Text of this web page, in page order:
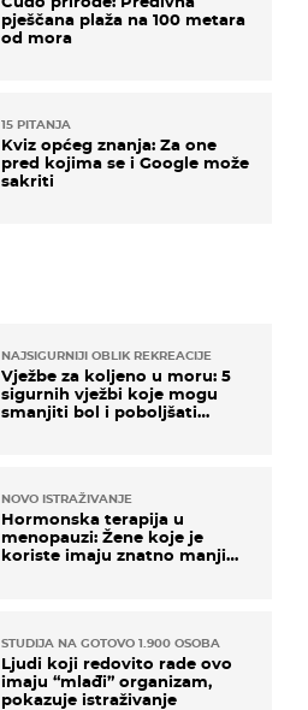
NAJSIGURNIJI OBLIK REKREACIJE
Vježbe za koljeno u moru: 5
sigurnih vježbi koje mogu
smanjiti bol i poboljšati
NOVO ISTRAŽIVANJE
Hormonska terapija u
menopauzi: Žene koje je
koriste imaju znatno manji
STUDIJA NA GOTOVO 1.900 OSOBA
Ljudi koji redovito rade ovo
imaju “mlađi” organizam,
pokazuje istraživanje
pješčana plaža na 100 metara
od mora
15 PITANJA
Kviz općeg znanja: Za one
pred kojima se i Google može
sakriti